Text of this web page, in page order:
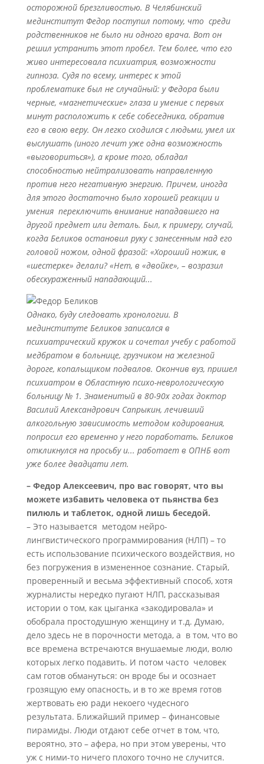
осторожной брезгливостью. В Челябинский
мединститут Федор поступил потому, что среди
родственников не было ни одного врача. Вот он
решил устранить этот пробел. Тем более, что его
живо интересовала психиатрия, возможности
гипноза. Судя по всему, интерес к этой
проблематике был не случайный: у Федора были
черные, «магнетические» глаза и умение с первых
минут расположить к себе собеседника, обратив
его в свою веру. Он легко сходился с людьми, умел их
выслушать (иного лечит уже одна возможность
«выговориться»), а кроме того, обладал
способностью нейтрализовать направленную
против него негативную энергию. Причем, иногда
для этого достаточно было хорошей реакции и
умения переключить внимание нападавшего на
другой предмет или деталь. Был, к примеру, случай,
когда Беликов остановил руку с занесенным над его
головой ножом, одной фразой: «Хороший ножик, в
«шестерке» делали? «Нет, в «двойке», – возразил
обескураженный нападающий...
Однако, буду следовать хронологии. В
мединституте Беликов записался в
психиатрический кружок и сочетал учебу с работой
медбратом в больнице, грузчиком на железной
дороге, копальщиком подвалов. Окончив вуз, пришел
психиатром в Областную психо-неврологическую
больницу № 1. Знаменитый в 80-90х годах доктор
Василий Александрович Сапрыкин, лечивший
алкогольную зависимость методом кодирования,
попросил его временно у него поработать. Беликов
откликнулся на просьбу и... работает в ОПНБ вот
уже более двадцати лет.
– Федор Алексеевич, про вас говорят, что вы
можете избавить человека от пьянства без
пилюль и таблеток, одной лишь беседой.
– Это называется методом нейро-
лингвистического программирования (НЛП) – то
есть использование психического воздействия, но
без погружения в измененное сознание. Старый,
проверенный и весьма эффективный способ, хотя
журналисты нередко пугают НЛП, рассказывая
истории о том, как цыганка «закодировала» и
обобрала простодушную женщину и т.д. Думаю,
дело здесь не в порочности метода, а в том, что во
все времена встречаются внушаемые люди, волю
которых легко подавить. И потом часто человек
сам готов обмануться: он вроде бы и осознает
грозящую ему опасность, и в то же время готов
жертвовать ею ради некоего чудесного
результата. Ближайший пример – финансовые
пирамиды. Люди отдают себе отчет в том, что,
вероятно, это – афера, но при этом уверены, что
уж с ними-то ничего плохого точно не случится.